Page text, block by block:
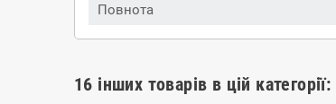
Повнота
16 інших товарів в цій категорії: